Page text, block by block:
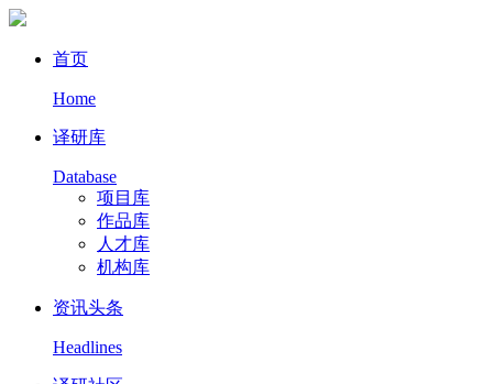
首页
Home
译研库
Database
项目库
作品库
人才库
机构库
资讯头条
Headlines